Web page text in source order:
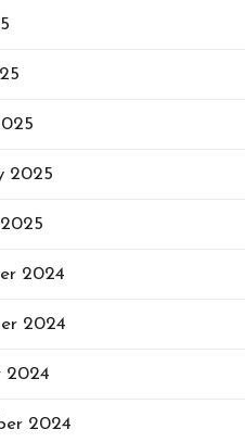
2025
2024
2024
2024
2024